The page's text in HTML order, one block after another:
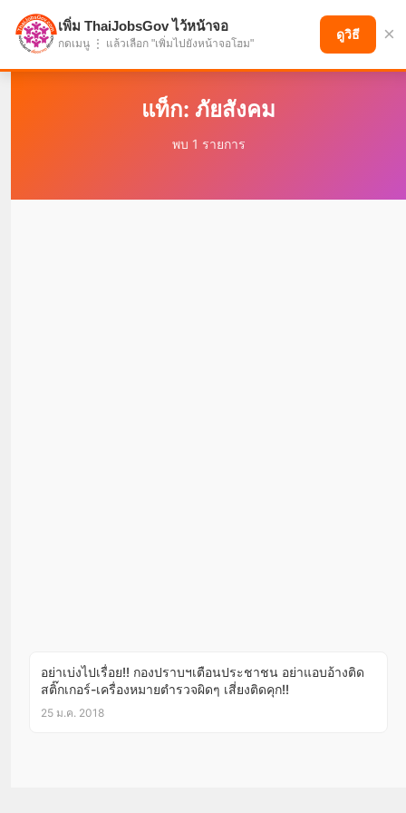
แบ่งปันโอกาส เพื่ออนาคตที่ก้าวหน้า
แท็ก: ภัยสังคม
พบ 1 รายการ
อย่าเบ่งไปเรื่อย!! กองปราบฯเตือนประชาชน อย่าแอบอ้างติด
สติ๊กเกอร์-เครื่องหมายตำรวจผิดๆ เสี่ยงติดคุก!!
25 ม.ค. 2018
เพิ่ม ThaiJobsGov ไว้หน้าจอ
กดเมนู ⋮ แล้วเลือก "เพิ่มไปยังหน้าจอโฮม"
ดูวิธี ×